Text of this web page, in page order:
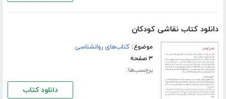
دانلود کتاب نقاشی کودکان
موضوع:کتاب‌های روانشناسی
۳ صفحه
برچسب‌ها:
دانلود کتاب